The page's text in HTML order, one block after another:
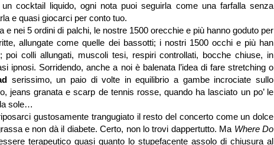
cocktail liquido, ogni nota puoi seguirla come una farfalla senza
e quasi giocarci per conto tuo.
e nei 5 ordini di palchi, le nostre 1500 orecchie e più hanno goduto per
allungate come quelle dei bassotti; i nostri 1500 occhi e più han
poi colli allungati, muscoli tesi, respiri controllati, bocche chiuse, in
ipnosi. Sorridendo, anche a noi è balenata l’idea di fare stretching o
serissimo, un paio di volte in equilibrio a gambe incrociate sullo
jeans granata e scarp de tennis rosse, quando ha lasciato un po’ le
sole…
gustosamente trangugiato il resto del concerto come un dolce
e non dà il diabete. Certo, non lo trovi dappertutto. Ma Where Do
terapeutico quasi quanto lo stupefacente assolo di chiusura al